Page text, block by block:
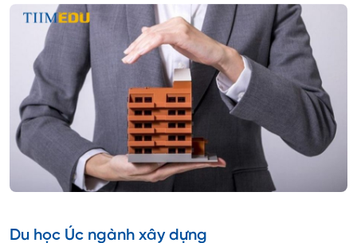
Du học Úc ngành xây dựng